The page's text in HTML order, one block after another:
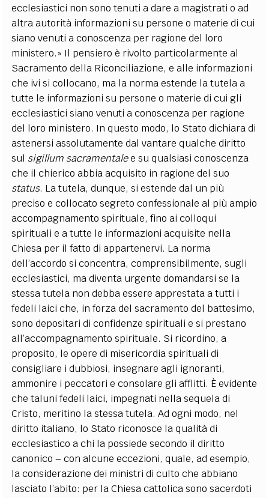
ecclesiastici non sono tenuti a dare a magistrati o ad
altra autorità informazioni su persone o materie di cui
siano venuti a conoscenza per ragione del loro
ministero.» Il pensiero è rivolto particolarmente al
Sacramento della Riconciliazione, e alle informazioni
che ivi si collocano, ma la norma estende la tutela a
tutte le informazioni su persone o materie di cui gli
ecclesiastici siano venuti a conoscenza per ragione
del loro ministero. In questo modo, lo Stato dichiara di
astenersi assolutamente dal vantare qualche diritto
sul sigillum sacramentalee su qualsiasi conoscenza
che il chierico abbia acquisito in ragione del suo
status. La tutela, dunque, si estende dal un più
preciso e collocato segreto confessionale al più ampio
accompagnamento spirituale, fino ai colloqui
spirituali e a tutte le informazioni acquisite nella
Chiesa per il fatto di appartenervi. La norma
dell’accordo si concentra, comprensibilmente, sugli
ecclesiastici, ma diventa urgente domandarsi se la
stessa tutela non debba essere apprestata a tutti i
fedeli laici che, in forza del sacramento del battesimo,
sono depositari di confidenze spirituali e si prestano
all’accompagnamento spirituale. Si ricordino, a
proposito, le opere di misericordia spirituali di
consigliare i dubbiosi, insegnare agli ignoranti,
ammonire i peccatori e consolare gli afflitti. È evidente
che taluni fedeli laici, impegnati nella sequela di
Cristo, meritino la stessa tutela. Ad ogni modo, nel
diritto italiano, lo Stato riconosce la qualità di
ecclesiastico a chi la possiede secondo il diritto
canonico – con alcune eccezioni, quale, ad esempio,
la considerazione dei ministri di culto che abbiano
lasciato l’abito: per la Chiesa cattolica sono sacerdoti